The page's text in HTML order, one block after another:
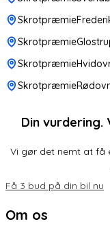
Din vurdering.
Vi gør det nemt at få
Få 3 bud på din bil nu
Om os